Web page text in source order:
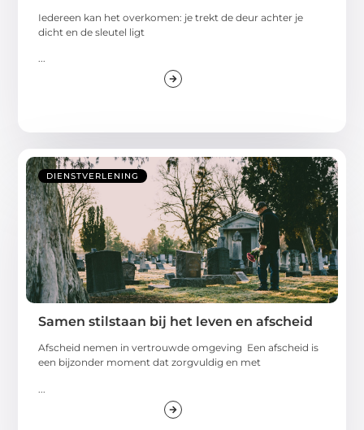
Iedereen kan het overkomen: je trekt de deur achter je
dicht en de sleutel ligt
...
DIENSTVERLENING
Samen stilstaan bij het leven en afscheid
Afscheid nemen in vertrouwde omgeving Een afscheid is
een bijzonder moment dat zorgvuldig en met